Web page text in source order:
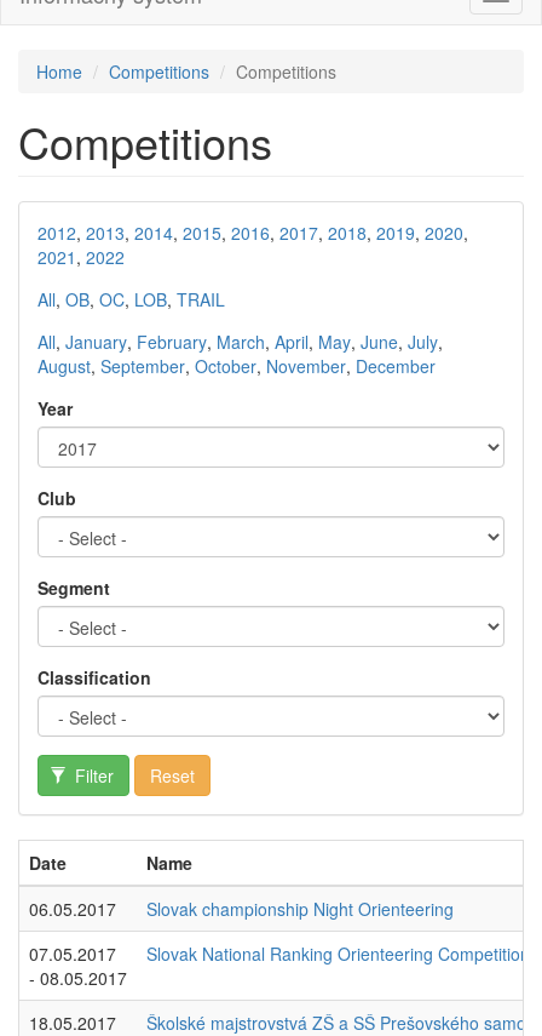
Home Competitions Competitions
Competitions
2012, 2013, 2014, 2015, 2016, 2017, 2018, 2019, 2020,
2021 , 2022
All, OB, OC, LOB, TRAIL
All, January, February, March, April, May, June, July,
August, September, October, November, December
Year
Club
Segment
Classification
Filter Reset
Date
Name
06.05.2017
Slovak championship Night Orienteering
07.05.2017
- 08.05.2017
Slovak National Ranking Orienteering Competition
18.05.2017
Školské majstrovstvá ZŠ a SŠ Prešovského